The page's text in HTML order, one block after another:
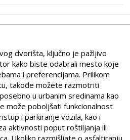
dvorišta, ključno je pažljivo
kako biste odabrali mesto koje
i preferencijama. Prilikom
takođe možete razmotriti
u urbanim sredinama kao
može poboljšati funkcionalnost
i parkiranje vozila, kao i
aktivnosti poput roštiljanja ili
Ukoliko razmišljate o asfaltiranju